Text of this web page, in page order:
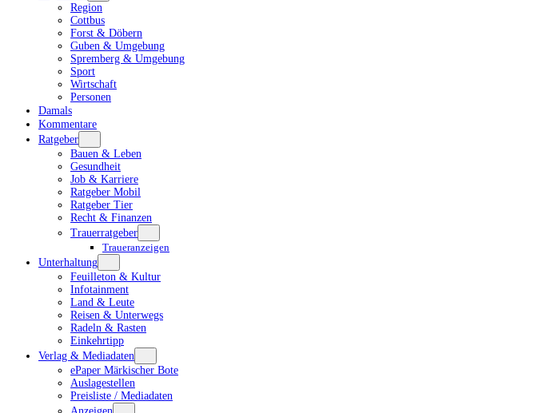
Region
Cottbus
Forst & Döbern
Guben & Umgebung
Spremberg & Umgebung
Sport
Wirtschaft
Personen
Damals
Kommentare
Ratgeber
Bauen & Leben
Gesundheit
Job & Karriere
Ratgeber Mobil
Ratgeber Tier
Recht & Finanzen
Trauerratgeber
Traueranzeigen
Unterhaltung
Feuilleton & Kultur
Infotainment
Land & Leute
Reisen & Unterwegs
Radeln & Rasten
Einkehrtipp
Verlag & Mediadaten
ePaper Märkischer Bote
Auslagestellen
Preisliste / Mediadaten